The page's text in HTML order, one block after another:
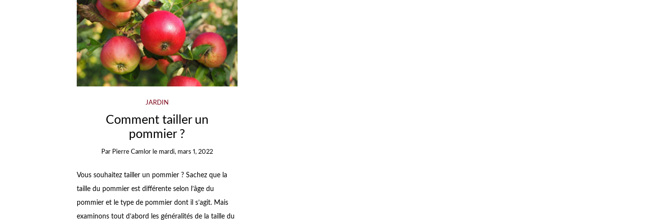
JARDIN
Comment tailler un
pommier ?
Par Pierre Camlor le mardi, mars 1, 2022
Vous souhaitez tailler un pommier ? Sachez que la
taille du pommier est différente selon l’âge du
pommier et le type de pommier dont il s’agit. Mais
examinons tout d’abord les généralités de la taille du